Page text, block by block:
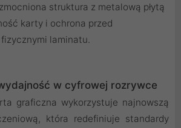
struktura z metalową płytą
karty i ochrona przed
laminatu.
w cyfrowej rozrywce
graficzna wykorzystuje najnowszą
która redefiniuje standardy